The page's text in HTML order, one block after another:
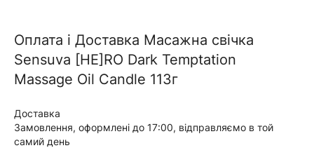
Оплата i Доставка Масажна свічка
Sensuva [HE]RO Dark Temptation
Massage Oil Candle 113г
Доставка
Замовлення, оформлені до 17:00, відправляємо в той
самий день